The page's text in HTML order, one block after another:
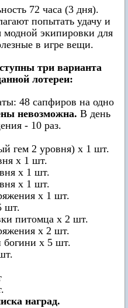
72 часа (3 дня).
попытать удачу и
модной экипировки для
в игре вещи.
три варианта
лотереи:
48 сапфиров на одно
невозможна. В день
- 10 раз.
гем 2 уровня) х 1 шт.
х 1 шт.
х 1 шт.
х 1 шт.
х 1 шт.
шт.
питомца х 2 шт.
х 2 шт.
богини х 5 шт.
наград.